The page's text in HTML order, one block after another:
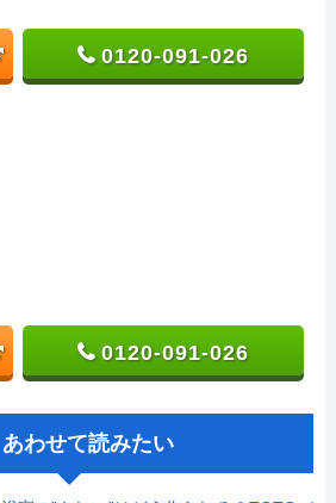
0120-091-026
0120-091-026
あわせて読みたい